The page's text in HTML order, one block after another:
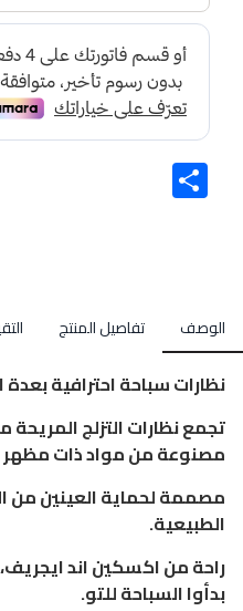
Share
الوصف تفاصيل المنتج
نظارات سباحة احترافية بعدة
تجمع نظارات التزلج
مصنوعة من مواد ذات مظهر
مصممة لحماية العينين من
الطبيعية.
راحة من اكسكين اند
بدأوا السباحة للتو.